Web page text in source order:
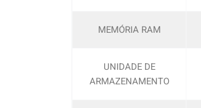
MEMÓRIA RAM
UNIDADE DE
ARMAZENAMENTO